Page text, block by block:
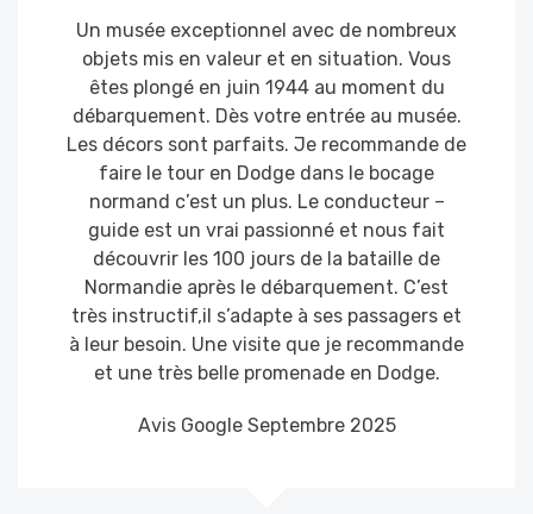
Un musée exceptionnel avec de nombreux
objets mis en valeur et en situation. Vous
êtes plongé en juin 1944 au moment du
débarquement. Dès votre entrée au musée.
Les décors sont parfaits. Je recommande de
faire le tour en Dodge dans le bocage
normand c’est un plus. Le conducteur –
guide est un vrai passionné et nous fait
découvrir les 100 jours de la bataille de
Normandie après le débarquement. C’est
très instructif,il s’adapte à ses passagers et
à leur besoin. Une visite que je recommande
et une très belle promenade en Dodge.
Avis Google Septembre 2025